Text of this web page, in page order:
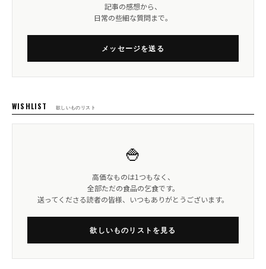
記事の感想から、
日常の些細な質問まで。
メッセージを送る
WISHLIST 欲しいものリスト
🍚
高価なものは1つもなく、
全部ただの食品の乞食です。
送ってくださる読者の皆様、いつもありがとうございます。
欲しいものリストを見る